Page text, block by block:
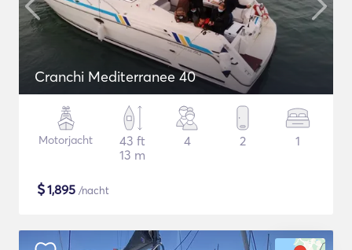
Cranchi Mediterranee 40
Motorjacht
43 ft
13 m
4 2 1
$1,895 /nacht